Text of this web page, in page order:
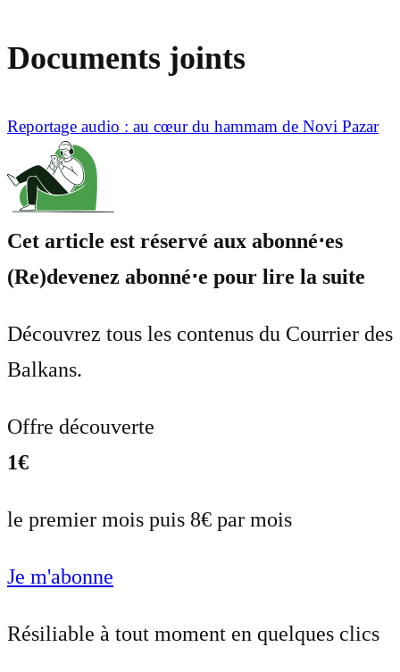
Documents joints
Reportage audio : au cœur du hammam de Novi Pazar
Cet article est réservé aux abonné⋅es
(Re)devenez abonné⋅e pour lire la suite
Découvrez tous les contenus du Courrier des
Balkans.
Offre découverte
1€
le premier mois puis 8€ par mois
Je m'abonne
Résiliable à tout moment en quelques clics